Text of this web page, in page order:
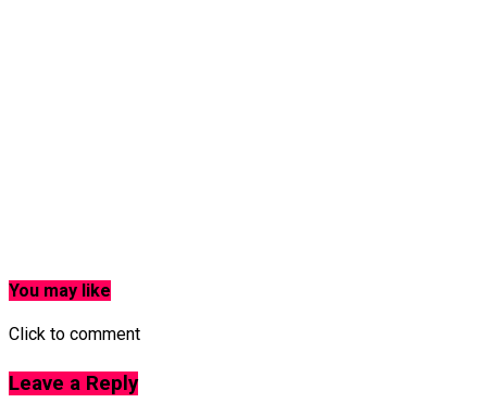
You may like
Click to comment
Leave a Reply